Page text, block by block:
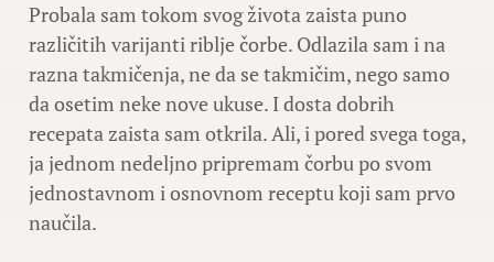
Probala sam tokom svog života zaista puno
različitih varijanti riblje čorbe. Odlazila sam i na
razna takmičenja, ne da se takmičim, nego samo
da osetim neke nove ukuse. I dosta dobrih
recepata zaista sam otkrila. Ali, i pored svega toga,
ja jednom nedeljno pripremam čorbu po svom
jednostavnom i osnovnom receptu koji sam prvo
naučila.